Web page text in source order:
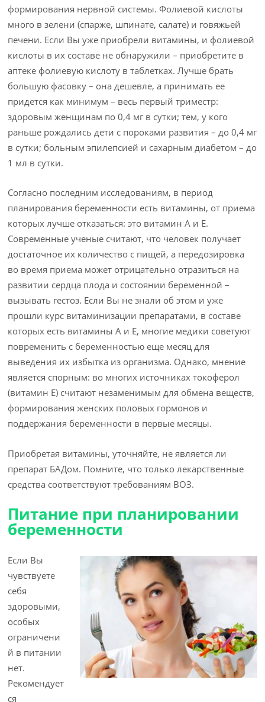
формирования нервной системы. Фолиевой кислоты
много в зелени (спарже, шпинате, салате) и говяжьей
печени. Если Вы уже приобрели витамины, и фолиевой
кислоты в их составе не обнаружили – приобретите в
аптеке фолиевую кислоту в таблетках. Лучше брать
большую фасовку – она дешевле, а принимать ее
придется как минимум – весь первый триместр:
здоровым женщинам по 0,4 мг в сутки; тем, у кого
раньше рождались дети с пороками развития – до 0,4 мг
в сутки; больным эпилепсией и сахарным диабетом – до
1 мл в сутки.
Согласно последним исследованиям, в период
планирования беременности есть витамины, от приема
которых лучше отказаться: это витамин A и E.
Современные ученые считают, что человек получает
достаточное их количество с пищей, а передозировка
во время приема может отрицательно отразиться на
развитии сердца плода и состоянии беременной –
вызывать гестоз. Если Вы не знали об этом и уже
прошли курс витаминизации препаратами, в составе
которых есть витамины A и E, многие медики советуют
повременить с беременностью еще месяц для
выведения их избытка из организма. Однако, мнение
является спорным: во многих источниках токоферол
(витамин Е) считают незаменимым для обмена веществ,
формирования женских половых гормонов и
поддержания беременности в первые месяцы.
Приобретая витамины, уточняйте, не является ли
препарат БАДом. Помните, что только лекарственные
средства соответствуют требованиям ВОЗ.
Питание при планировании
беременности
Если Вы
чувствуете
себя
здоровыми,
особых
ограничени
й в питании
нет.
Рекомендует
ся